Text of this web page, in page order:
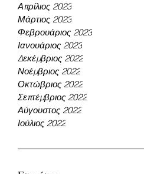
Απρίλιος 2023
Μάρτιος 2023
Φεβρουάριος 2023
Ιανουάριος 2023
Δεκέμβριος 2022
Νοέμβριος 2022
Οκτώβριος 2022
Σεπτέμβριος 2022
Αύγουστος 2022
Ιούλιος 2022